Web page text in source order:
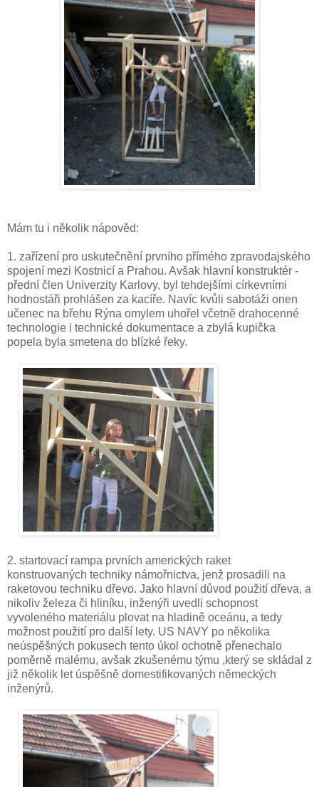
Mám tu i několik nápověd:
1. zařízení pro uskutečnění prvního přímého zpravodajského
spojení mezi Kostnicí a Prahou. Avšak hlavní konstruktér -
přední člen Univerzity Karlovy, byl tehdejšími církevními
hodnostáři prohlášen za kacíře. Navíc kvůli sabotáži onen
učenec na břehu Rýna omylem uhořel včetně drahocenné
technologie i technické dokumentace a zbylá kupička
popela byla smetena do blízké řeky.
2. startovací rampa prvních amerických raket
konstruovaných techniky námořnictva, jenž prosadili na
raketovou techniku dřevo. Jako hlavní důvod použití dřeva, a
nikoliv železa či hliníku, inženýři uvedli schopnost
vyvoleného materiálu plovat na hladině oceánu, a tedy
možnost použití pro další lety. US NAVY po několika
neúspěšných pokusech tento úkol ochotně přenechalo
poměrně malému, avšak zkušenému týmu ,který se skládal z
již několik let úspěšně domestifikovaných německých
inženýrů.